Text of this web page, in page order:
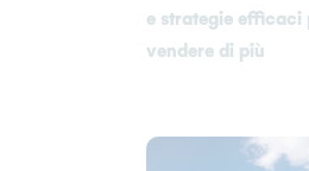
e strategie efficaci
vendere di più